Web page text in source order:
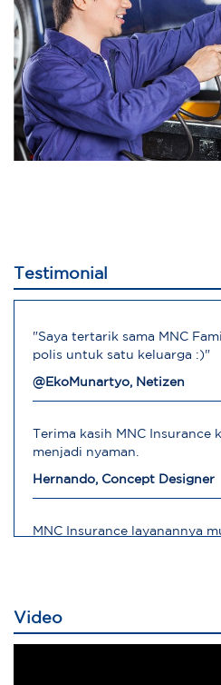
Testimonial
"Saya tertarik sama MNC
polis untuk satu keluarga :)"
@EkoMunartyo, Netizen
Terima kasih MNC
menjadi nyaman.
Hernando, Concept Designer
MNC Insurance layanannya
Video